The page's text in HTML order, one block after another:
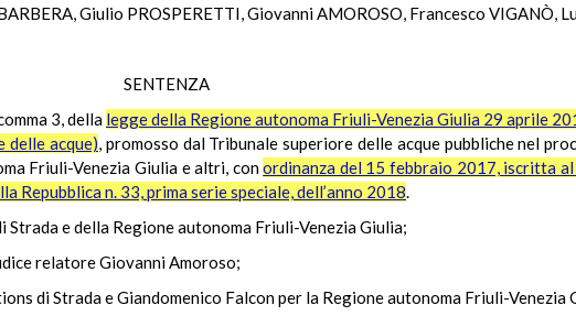
Giulio PROSPERETTI, Giovanni AMOROSO, Francesco VIGANÒ,
SENTENZA
3, della legge della Regione autonoma Friuli-Venezia Giulia 29 aprile
delle acque), promosso dal Tribunale superiore delle acque pubbliche nel
Friuli-Venezia Giulia e altri, conordinanza del 15 febbraio 2017, iscritta
n. 33, prima serie speciale, dell’anno 2018.
e della Regione autonoma Friuli-Venezia Giulia;
relatore Giovanni Amoroso;
di Strada e Giandomenico Falcon per la Regione autonoma Friuli-Venezia